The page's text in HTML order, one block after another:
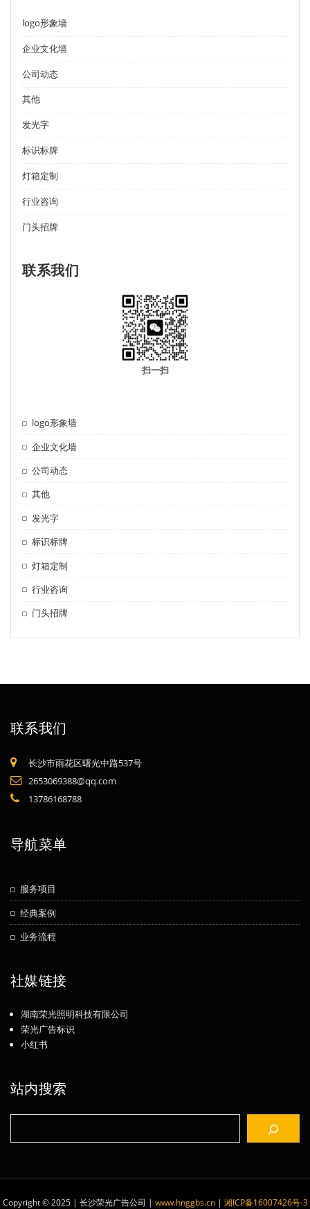
logo形象墙
企业文化墙
公司动态
其他
发光字
标识标牌
灯箱定制
行业咨询
门头招牌
联系我们
扫一扫
logo形象墙
企业文化墙
公司动态
其他
发光字
标识标牌
灯箱定制
行业咨询
门头招牌
联系我们
长沙市雨花区曙光中路537号
2653069388@qq.com
13786168788
导航菜单
服务项目
经典案例
业务流程
社媒链接
湖南荣光照明科技有限公司
荣光广告标识
小红书
站内搜索
Copyright © 2025 | 长沙荣光广告公司 | www.hnggbs.cn| 湘ICP备16007426号-3